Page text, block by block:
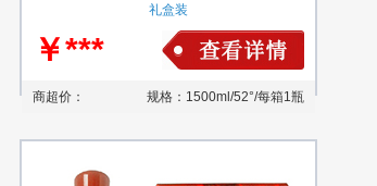
礼盒装
￥***
商超价： 规格：1500ml/52°/每箱1瓶